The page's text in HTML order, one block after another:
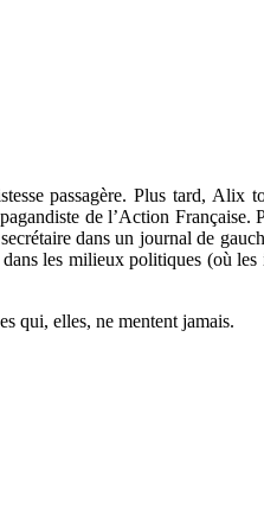
passagère. Plus tard, Alix
de l’Action Française.
dans un journal de
les milieux politiques (où les
qui, elles, ne mentent jamais.